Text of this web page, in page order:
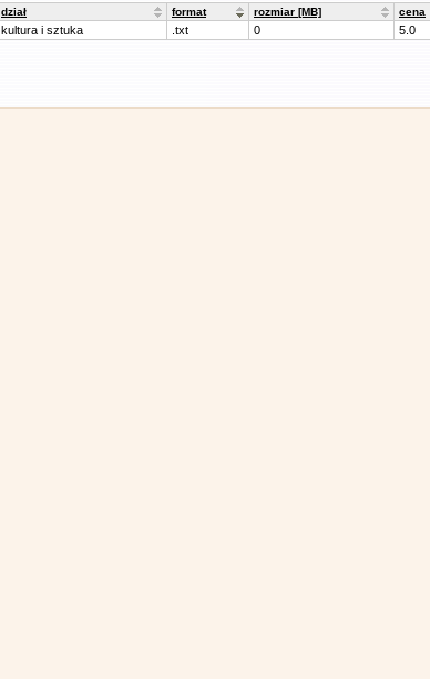
dział format rozmiar [MB] cena
kultura i sztuka .txt 0 5.0